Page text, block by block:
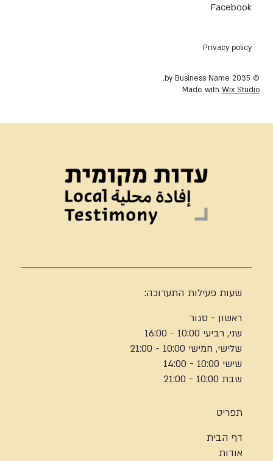
Privacy policy
© 2035 by Business Name.
Made with Wix Studio
Facebook
שעות פעילות התערוכה:
ראשון - סגור
שני, רביעי 10:00 - 16:00
שלישי, חמישי 10:00 - 21:00
שישי 10:00 - 14:00
שבת 10:00 - 21:00
תפריט
דף הבית
אודות